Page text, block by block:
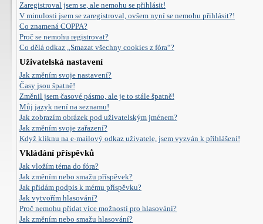
Zaregistroval jsem se, ale nemohu se přihlásit!
V minulosti jsem se zaregistroval, ovšem nyní se nemohu přihlásit?!
Co znamená COPPA?
Proč se nemohu registrovat?
Co dělá odkaz „Smazat všechny cookies z fóra“?
Uživatelská nastavení
Jak změním svoje nastavení?
Časy jsou špatně!
Změnil jsem časové pásmo, ale je to stále špatně!
Můj jazyk není na seznamu!
Jak zobrazím obrázek pod uživatelským jménem?
Jak změním svoje zařazení?
Když kliknu na e-mailový odkaz uživatele, jsem vyzván k přihlášení!
Vkládání příspěvků
Jak vložím téma do fóra?
Jak změním nebo smažu příspěvek?
Jak přidám podpis k mému příspěvku?
Jak vytvořím hlasování?
Proč nemohu přidat více možností pro hlasování?
Jak změním nebo smažu hlasování?